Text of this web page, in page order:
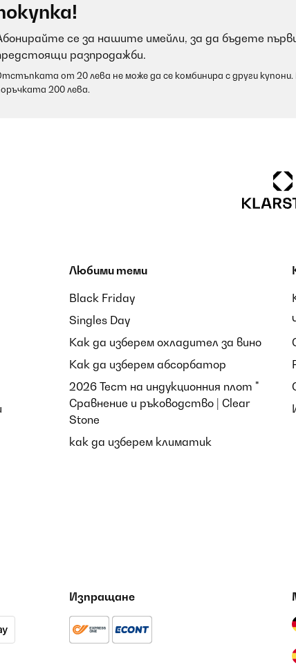
се за нашите имейли, за да бъдете
разпродажби.
от 20 лева не може да се комбинира с други
200 лева.
Любими теми
Black Friday
Singles Day
Как да изберем охладител за вино
Как да изберем абсорбатор
2026 Тест на индукционния плот "
Сравнение и ръководство | Clear
Stone
как да изберем климатик
Изпращане